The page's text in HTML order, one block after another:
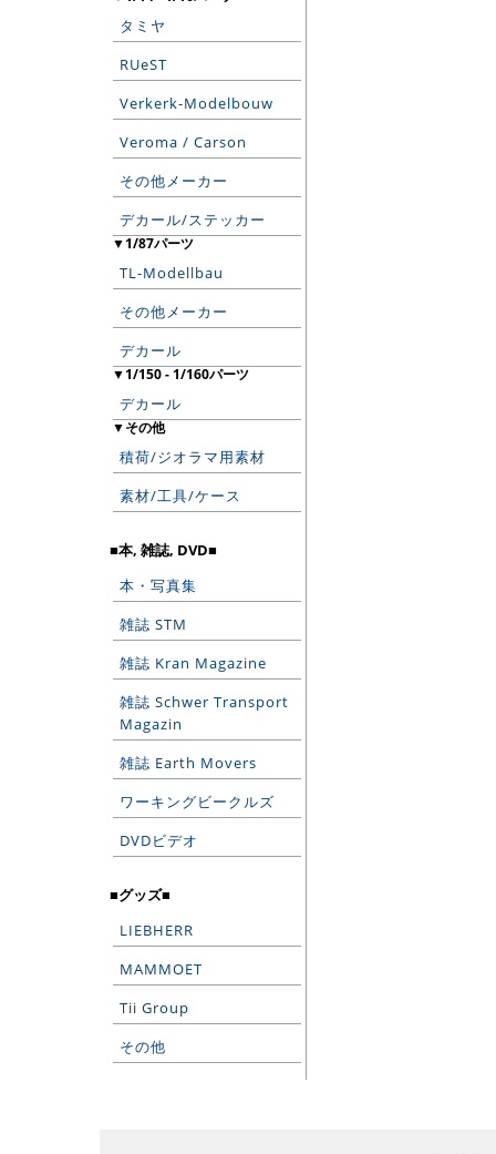
タミヤ
RUeST
Verkerk-Modelbouw
Veroma / Carson
その他メーカー
デカール/ステッカー
▼1/87パーツ
TL-Modellbau
その他メーカー
デカール
▼1/150 - 1/160パーツ
デカール
▼その他
積荷/ジオラマ用素材
素材/工具/ケース
■本, 雑誌, DVD■
本・写真集
雑誌 STM
雑誌 Kran Magazine
雑誌 Schwer Transport
Magazin
雑誌 Earth Movers
ワーキングビークルズ
DVDビデオ
■グッズ■
LIEBHERR
MAMMOET
Tii Group
その他